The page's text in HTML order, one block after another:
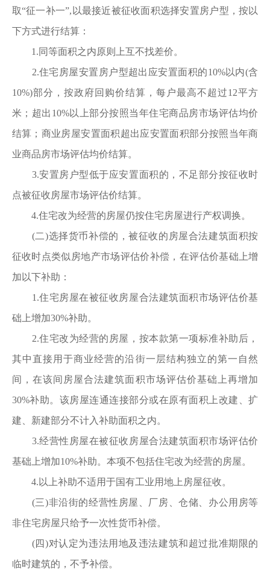
取“征一补一”,以最接近被征收面积选择安置房户型，按以
下方式进行结算：
1.同等面积之内原则上互不找差价。
2.住宅房屋安置房户型超出应安置面积的10%以内(含
10%)部分，按政府回购价结算，每户最高不超过12平方
米；超出10%以上部分按照当年住宅商品房市场评估均价
结算；商业房屋安置面积超出应安置面积部分按照当年商
业商品房市场评估均价结算。
3.安置房户型低于应安置面积的，不足部分按征收时
点被征收房屋市场评估价结算。
4.住宅改为经营的房屋仍按住宅房屋进行产权调换。
(二)选择货币补偿的，被征收的房屋合法建筑面积按
征收时点类似房地产市场评估价补偿，在评估价基础上增
加以下补助：
1.住宅房屋在被征收房屋合法建筑面积市场评估价基
础上增加30%补助。
2.住宅改为经营的房屋，按本款第一项标准补助后，
其中直接用于商业经营的沿街一层结构独立的第一自然
间，在该间房屋合法建筑面积市场评估价基础上再增加
30%补助。该房屋连通连接部分或在原有面积上改建、扩
建、新建部分不计入补助面积之内。
3.经营性房屋在被征收房屋合法建筑面积市场评估价
基础上增加10%补助。本项不包括住宅改为经营的房屋。
4.以上补助不适用于国有工业用地上房屋征收。
(三)非沿街的经营性房屋、厂房、仓储、办公用房等
非住宅房屋只给予一次性货币补偿。
(四)对认定为违法用地及违法建筑和超过批准期限的
临时建筑的，不予补偿。